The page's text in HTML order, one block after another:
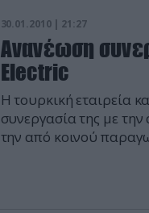
30.01.2010 | 21:27
Ανανέωση
Electric
Η τουρκική εταιρεία
συνεργασία της με την
την από κοινού